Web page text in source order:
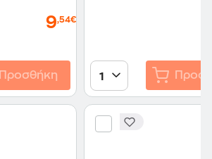
9,54€
Προσθήκη 1